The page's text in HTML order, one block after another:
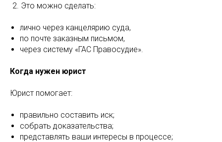
Это можно сделать:
лично через канцелярию суда,
по почте заказным письмом,
через систему «ГАС Правосудие».
Когда нужен юрист
Юрист помогает:
правильно составить иск;
собрать доказательства;
представлять ваши интересы в процессе;